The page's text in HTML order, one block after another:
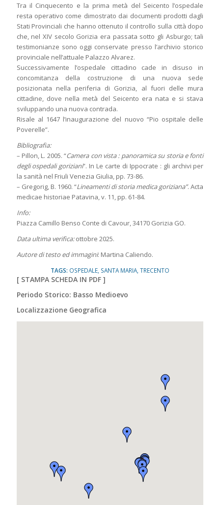
Tra il Cinquecento e la prima metà del Seicento l’ospedale
resta operativo come dimostrato dai documenti prodotti dagli
Stati Provinciali che hanno ottenuto il controllo sulla città dopo
che, nel XIV secolo Gorizia era passata sotto gli Asburgo; tali
testimonianze sono oggi conservate presso l’archivio storico
provinciale nell’attuale Palazzo Alvarez.
Successivamente l’ospedale cittadino cade in disuso in
concomitanza della costruzione di una nuova sede
posizionata nella periferia di Gorizia, al fuori delle mura
cittadine, dove nella metà del Seicento era nata e si stava
sviluppando una nuova contrada.
Risale al 1647 l’inaugurazione del nuovo “Pio ospitale delle
Poverelle”.
Bibliografia:
– Pillon, L. 2005. “Camera con vista : panoramica su storia e fonti
degli ospedali goriziani”. In Le carte di Ippocrate : gli archivi per
la sanità nel Friuli Venezia Giulia, pp. 73-86.
– Gregorig, B. 1960. “Lineamenti di storia medica goriziana”. Acta
medicae historiae Patavina, v. 11, pp. 61-84.
Info:
Piazza Camillo Benso Conte di Cavour, 34170 Gorizia GO.
Data ultima verifica:ottobre 2025.
Autore di testo ed immagini: Martina Caliendo.
TAGS: OSPEDALE, SANTA MARIA, TRECENTO
[ STAMPA SCHEDA IN PDF]
Periodo Storico: Basso Medioevo
Localizzazione Geografica